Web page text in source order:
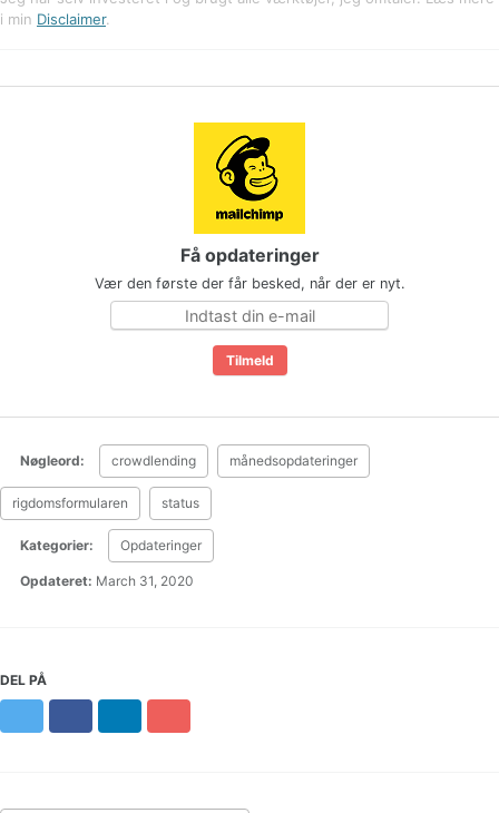
i min Disclaimer.
Få opdateringer
Vær den første der får besked, når der er nyt.
Nøgleord: crowdlending månedsopdateringer
rigdomsformularen status
Kategorier: Opdateringer
Opdateret: March 31, 2020
DEL PÅ